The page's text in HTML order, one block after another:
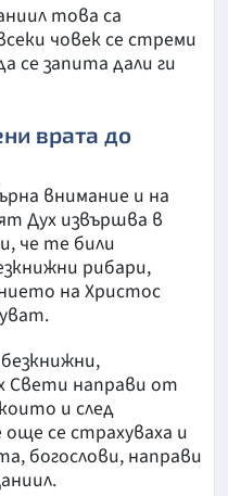
това са
човек се стреми
се запита дали ги
врата до
внимание и на
Дух извършва в
че те били
рибари,
на Христос
Свети направи от
и след
се страхуваха и
богослови, направи